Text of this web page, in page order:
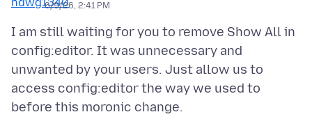
6/9/26, 2:41 PM
I am still waiting for you to remove Show All in
config:editor. It was unnecessary and
unwanted by your users. Just allow us to
access config:editor the way we used to